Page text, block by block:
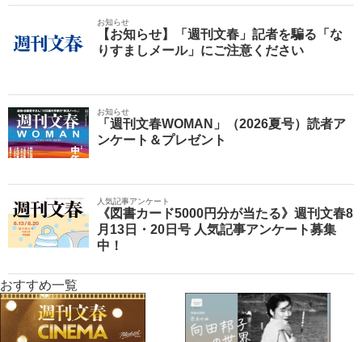
お知らせ
【お知らせ】「週刊文春」記者を騙る「な
りすましメール」にご注意ください
お知らせ
「週刊文春WOMAN」（2026夏号）読者ア
ンケート＆プレゼント
人気記事アンケート
《図書カード5000円分が当たる》週刊文春8
月13日・20日号 人気記事アンケート募集
中！
おすすめ一覧